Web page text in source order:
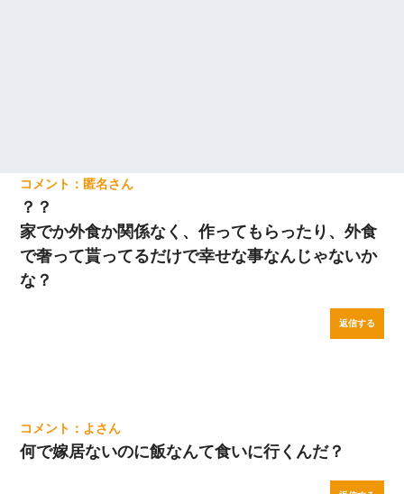
匿名
？？
家でか外食か関係なく、作ってもらったり、外食
で奢って貰ってるだけで幸せな事なんじゃないか
な？
返信する
よ
何で嫁居ないのに飯なんて食いに行くんだ？